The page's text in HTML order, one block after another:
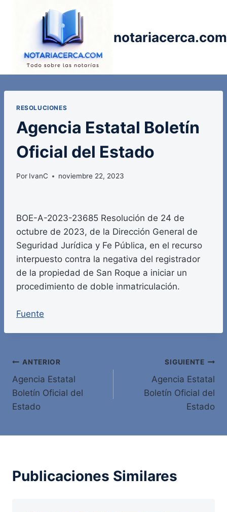
notariacerca.com
RESOLUCIONES
Agencia Estatal Boletín
Oficial del Estado
Por IvanC noviembre 22, 2023
BOE-A-2023-23685 Resolución de 24 de
octubre de 2023, de la Dirección General de
Seguridad Jurídica y Fe Pública, en el recurso
interpuesto contra la negativa del registrador
de la propiedad de San Roque a iniciar un
procedimiento de doble inmatriculación.
Fuente
Navegación
de
entradas
ANTERIOR
Agencia Estatal
Boletín Oficial del
Estado
SIGUIENTE
Agencia Estatal
Boletín Oficial del
Estado
Publicaciones Similares